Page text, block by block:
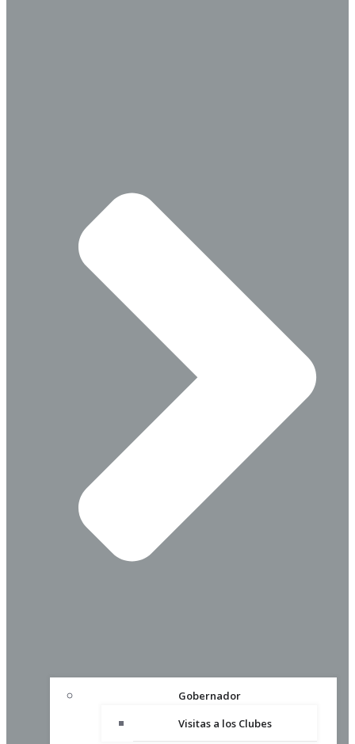
Gobernador
Visitas a los Clubes